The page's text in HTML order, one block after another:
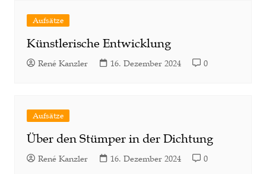
Aufsätze
Künstlerische Entwicklung
René Kanzler 16. Dezember 2024 0
Aufsätze
Über den Stümper in der Dichtung
René Kanzler 16. Dezember 2024 0